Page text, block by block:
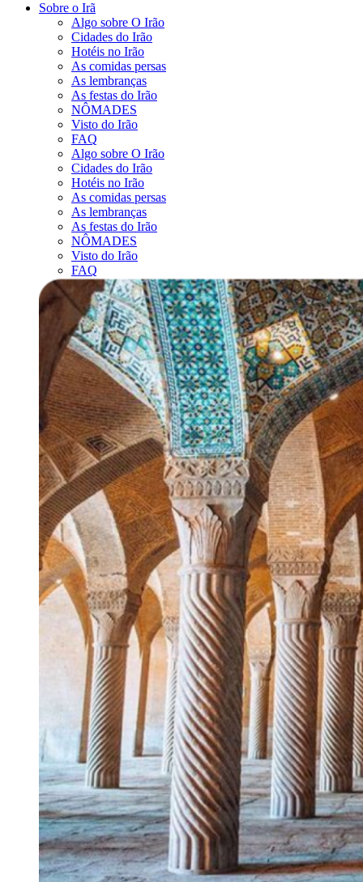
Sobre o Irã
Algo sobre O Irão
Cidades do Irão
Hotéis no Irão
As comidas persas
As lembranças
As festas do Irão
NÔMADES
Visto do Irão
FAQ
Algo sobre O Irão
Cidades do Irão
Hotéis no Irão
As comidas persas
As lembranças
As festas do Irão
NÔMADES
Visto do Irão
FAQ